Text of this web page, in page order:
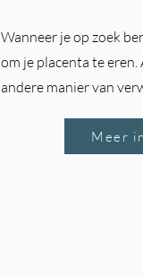
Wanneer je op zoek
om je placenta te eren.
andere manier van
Meer